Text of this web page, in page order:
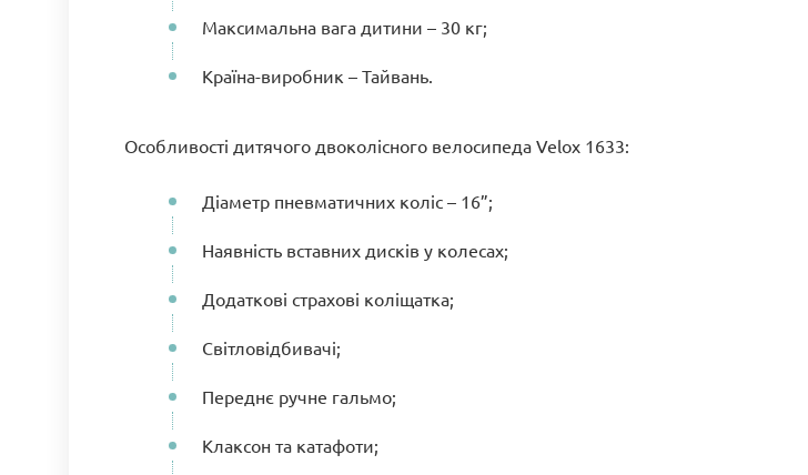
Максимальна вага дитини – 30 кг;
Країна-виробник – Тайвань.
Особливості дитячого двоколісного велосипеда Velox 1633:
Діаметр пневматичних коліс – 16”;
Наявність вставних дисків у колесах;
Додаткові страхові коліщатка;
Світловідбивачі;
Переднє ручне гальмо;
Клаксон та катафоти;